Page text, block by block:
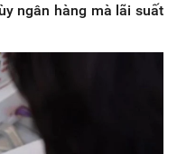
ngân hàng mà lãi suất